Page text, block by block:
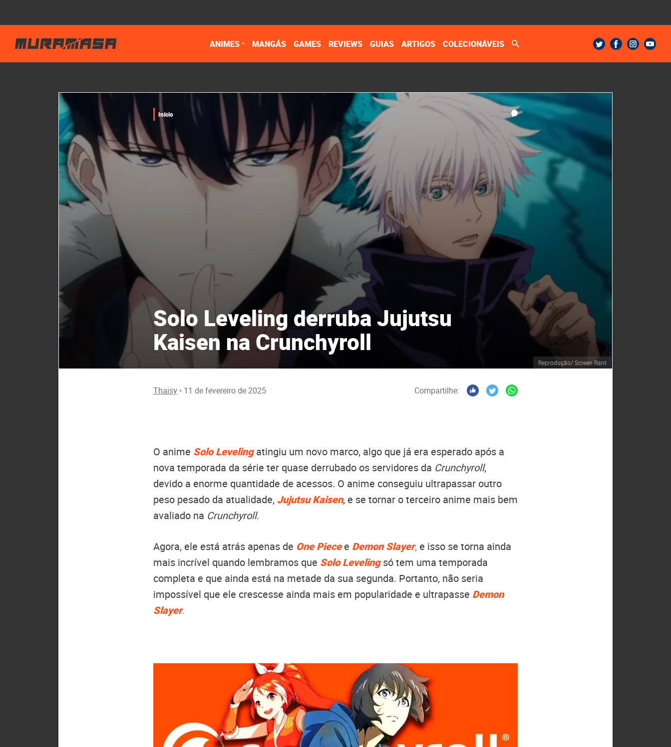
ANIMES MANGÁS GAMES REVIEWS GUIAS ARTIGOS COLECIONÁVEIS
Reprodução/ Screen Rant
Início
Solo Leveling derruba Jujutsu
Kaisen na Crunchyroll
Thaisy • 11 de fevereiro de 2025 Compartilhe:
O anime Solo Leveling atingiu um novo marco, algo que já era esperado após a
nova temporada da série ter quase derrubado os servidores da Crunchyroll,
devido a enorme quantidade de acessos. O anime conseguiu ultrapassar outro
peso pesado da atualidade, Jujutsu Kaisen, e se tornar o terceiro anime mais bem
avaliado na Crunchyroll.
Agora, ele está atrás apenas de One Piecee Demon Slayer, e isso se torna ainda
mais incrível quando lembramos que Solo Levelingsó tem uma temporada
completa e que ainda está na metade da sua segunda. Portanto, não seria
impossível que ele crescesse ainda mais em popularidade e ultrapasse Demon
Slayer.